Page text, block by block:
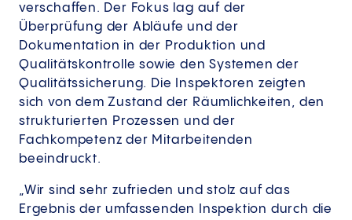
verschaffen. Der Fokus lag auf der
Überprüfung der Abläufe und der
Dokumentation in der Produktion und
Qualitätskontrolle sowie den Systemen der
Qualitätssicherung. Die Inspektoren zeigten
sich von dem Zustand der Räumlichkeiten, den
strukturierten Prozessen und der
Fachkompetenz der Mitarbeitenden
beeindruckt.
„Wir sind sehr zufrieden und stolz auf das
Ergebnis der umfassenden Inspektion durch die